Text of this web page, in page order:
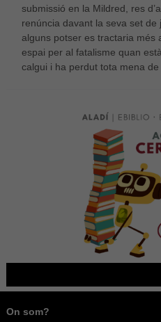
submissió en la Mildred, res
renúncia davant la seva set
alguns potser es tractaria més
espai per al fatalisme quan
calgui i ha perdut tota mena de
On som?